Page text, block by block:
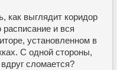
выглядит коридор
расписание и вся
установленном в
С одной стороны,
сломается?